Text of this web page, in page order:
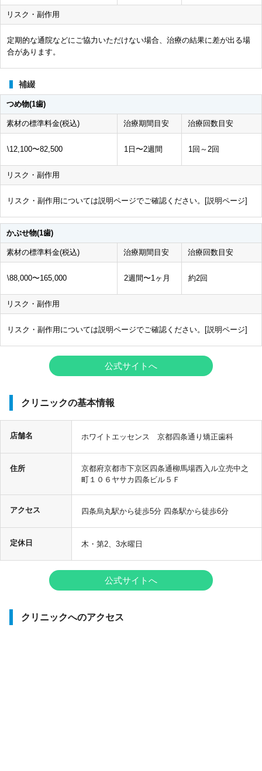
リスク・副作用
定期的な通院などにご協力いただけない場合、治療の結果に差が出る場
合があります。
補綴
つめ物(1歯)
素材の標準料金(税込) 治療期間目安 治療回数目安
\12,100〜82,500 1日〜2週間 1回～2回
リスク・副作用
リスク・副作用については説明ページでご確認ください。[説明ページ]
かぶせ物(1歯)
素材の標準料金(税込) 治療期間目安 治療回数目安
\88,000〜165,000 2週間〜1ヶ月 約2回
リスク・副作用
リスク・副作用については説明ページでご確認ください。[説明ページ]
公式サイトへ
クリニックの基本情報
店舗名 ホワイトエッセンス 京都四条通り矯正歯科
住所
京都府京都市下京区四条通柳馬場西入ル立売中之
町１０６ヤサカ四条ビル５Ｆ
アクセス 四条烏丸駅から徒歩5分 四条駅から徒歩6分
定休日 木・第2、3水曜日
公式サイトへ
クリニックへのアクセス